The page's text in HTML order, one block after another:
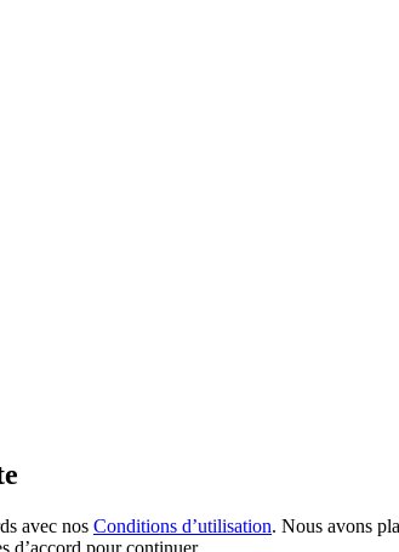
avec nos Conditions d’utilisation. Nous avons
d’accord pour continuer.